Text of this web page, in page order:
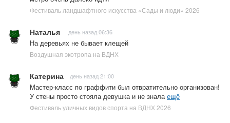
Фестиваль ландшафтного искусства «Сады и люди» 2026
Наталья день назад 06:36
На деревьях не бывает клещей
Воздушная экотропа на ВДНХ
Катерина день назад 21:00
Мастер-класс по граффити был отвратительно организован!
У стены просто стояла девушка и не зналаещё
Фестиваль уличных видов спорта на ВДНХ 2026